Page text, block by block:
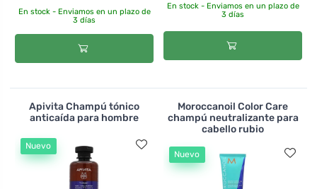
En stock - Enviamos en un plazo de
3 días
En stock - Enviamos en un plazo de
3 días
Apivita Champú tónico
anticaída para hombre
Nuevo
Moroccanoil Color Care
champú neutralizante para
cabello rubio
Nuevo